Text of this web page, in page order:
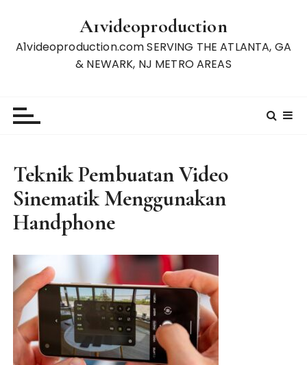
A1videoproduction
A1videoproduction.com SERVING THE ATLANTA, GA
& NEWARK, NJ METRO AREAS
Teknik Pembuatan Video
Sinematik Menggunakan
Handphone